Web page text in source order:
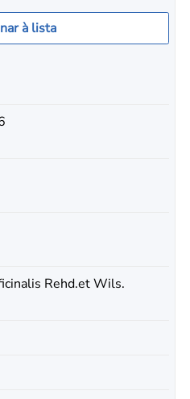
à lista
Rehd.et Wils.